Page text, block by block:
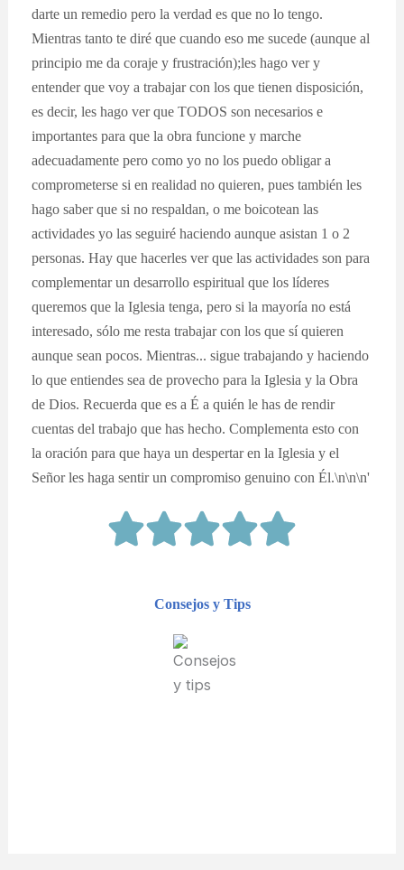
darte un remedio pero la verdad es que no lo tengo.
Mientras tanto te diré que cuando eso me sucede (aunque al
principio me da coraje y frustración);les hago ver y
entender que voy a trabajar con los que tienen disposición,
es decir, les hago ver que TODOS son necesarios e
importantes para que la obra funcione y marche
adecuadamente pero como yo no los puedo obligar a
comprometerse si en realidad no quieren, pues también les
hago saber que si no respaldan, o me boicotean las
actividades yo las seguiré haciendo aunque asistan 1 o 2
personas. Hay que hacerles ver que las actividades son para
complementar un desarrollo espiritual que los líderes
queremos que la Iglesia tenga, pero si la mayoría no está
interesado, sólo me resta trabajar con los que sí quieren
aunque sean pocos. Mientras... sigue trabajando y haciendo
lo que entiendes sea de provecho para la Iglesia y la Obra
de Dios. Recuerda que es a É a quién le has de rendir
cuentas del trabajo que has hecho. Complementa esto con
la oración para que haya un despertar en la Iglesia y el
Señor les haga sentir un compromiso genuino con Él.\n\n\n'
Consejos y Tips